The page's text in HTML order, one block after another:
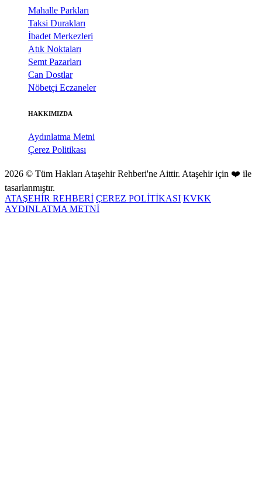
Mahalle Parkları
Taksi Durakları
İbadet Merkezleri
Atık Noktaları
Semt Pazarları
Can Dostlar
Nöbetçi Eczaneler
HAKKIMIZDA
Aydınlatma Metni
Çerez Politikası
2026 © Tüm Hakları Ataşehir Rehberi'ne Aittir. Ataşehir için ❤️ ile
tasarlanmıştır.
ATAŞEHİR REHBERİ ÇEREZ POLİTİKASI KVKK
AYDINLATMA METNİ